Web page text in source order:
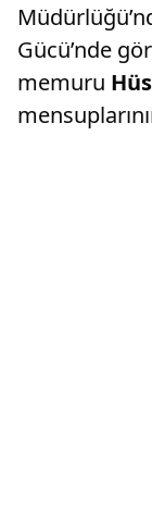
Gücü’nde
memuru